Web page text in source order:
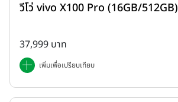
วีโว่ vivo X100 Pro (16GB/512GB)
37,999 บาท
เพิ่มเพื่อเปรียบเทียบ